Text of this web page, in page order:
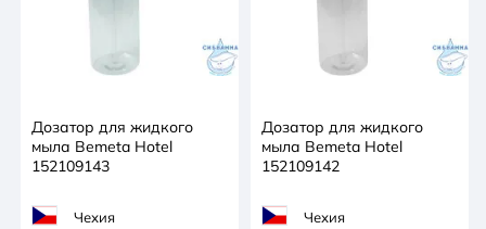
Дозатор для жидкого
мыла Bemeta Hotel
152109143
Чехия
Дозатор для жидкого
мыла Bemeta Hotel
152109142
Чехия